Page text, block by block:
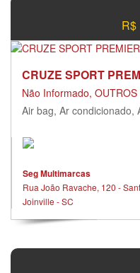
R$
CRUZE SPORT
Não Informado, OUTROS
Air bag, Ar condicionado,
Seg Multimarcas
Rua João Ravache, 120 -
Joinville - SC